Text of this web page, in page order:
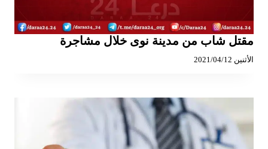
مقتل شاب من مدينة نوى خلال مشاجرة
الأثنين 2021/04/12